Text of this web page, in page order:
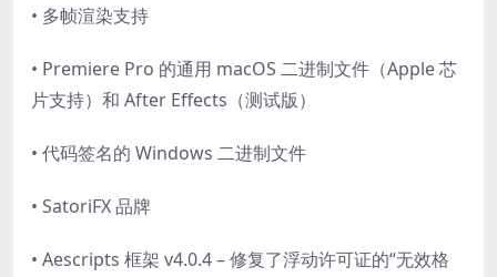
• 多帧渲染支持
• Premiere Pro 的通用 macOS 二进制文件（Apple 芯
片支持）和 After Effects（测试版）
• 代码签名的 Windows 二进制文件
• SatoriFX 品牌
• Aescripts 框架 v4.0.4 – 修复了浮动许可证的“无效格